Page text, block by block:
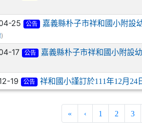
25 公告 嘉義縣朴子市祥和國小附設
)
17 公告 嘉義縣朴子市祥和國小附設
19 公告 祥和國小謹訂於111年12月
« ‹ 1 2 3